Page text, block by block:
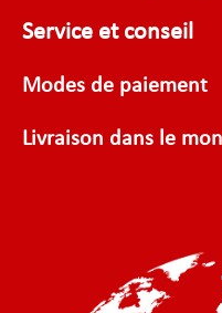
Service et conseil
Modes de paiement
Livraison dans le